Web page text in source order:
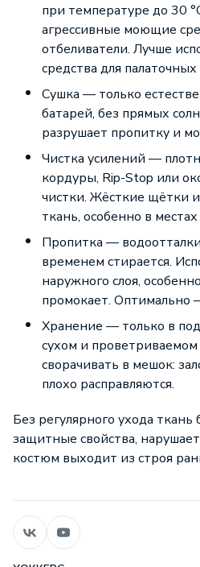
при температуре до 30
агрессивные моющие
отбеливатели. Лучше
средства для
Сушка — только
батарей, без прямых
разрушает пропитку и
Чистка усилений —
кордуры, Rip-Stop или
чистки. Жёсткие щётки
ткань, особенно в местах
Пропитка —
временем стирается.
наружного слоя,
промокает. Оптимально
Хранение — только в
сухом и
сворачивать в мешок:
плохо расправляются.
Без регулярного ухода ткань
защитные свойства,
костюм выходит из строя